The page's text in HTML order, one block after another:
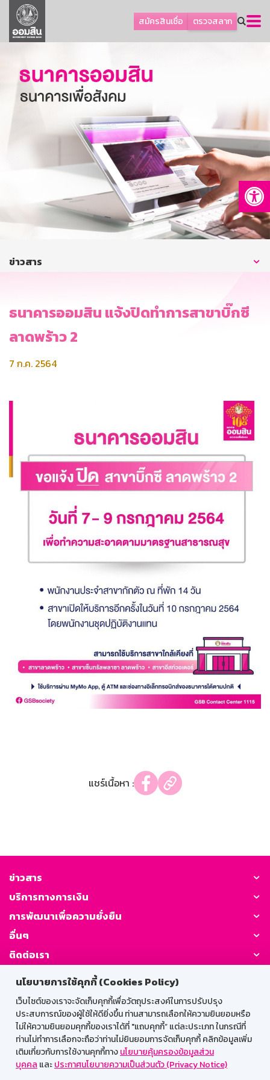
นโยบายการใช้คุกกี้ (Cookies Policy)
เว็บไซต์ของเราจะจัดเก็บคุกกี้เพื่อวัตถุประสงค์ในการปรับปรุง
ประสบการณ์ของผู้ใช้ให้ดียิ่งขึ้น ท่านสามารถเลือกให้ความยินยอมหรือ
ไม่ให้ความยินยอมคุกกี้ของเราได้ที่ "แถบคุกกี้” แต่ละประเภท ในกรณีที่
ท่านไม่ทำการเลือกจะถือว่าท่านไม่ยินยอมการจัดเก็บคุกกี้ คลิกข้อมูลเพิ่ม
เติมเกี่ยวกับการใช้งานคุกกี้ทางนโยบายคุ้มครองข้อมูลส่วน
บุคคล และประกาศนโยบายความเป็นส่วนตัว (Privacy Notice)
สมัครสินเชื่อ ตรวจสลาก
ลูกค้าธุรกิจ
ลูกค้าผู้ประกอบรายย่อย
ออมเพื่อสุข
เกี่ยวกับธนาคาร
การพัฒนาที่ยั่งยืน
บริการทางการเงิน
ติดต่อเรา
บริการออนไลน์
ข่าวสาร
ธนาคารออมสิน แจ้งปิดทำการสาขาบิ๊กซี
ลาดพร้าว 2
7 ก.ค. 2564
แชร์เนื้อหา :
ข่าวสาร
บริการทางการเงิน
การพัฒนาเพื่อความยั่งยืน
อื่นๆ
ติดต่อเรา
GSB Society:
สำหรับพนักงาน
Web HR
GSB Wisdom
M-Search